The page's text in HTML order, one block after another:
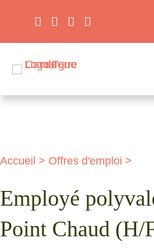
Accueil > Offres d'emploi >
Employé
Point Chaud (H/